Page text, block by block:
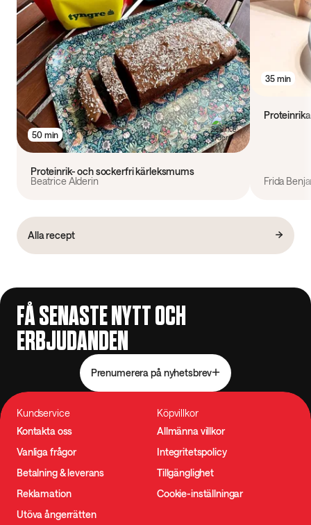
50 min
Proteinrik- och sockerfri kärleksmums
Beatrice Alderin
35 min
Frida
Alla recept
FÅ SENASTE NYTT OCH
ERBJUDANDEN
Prenumerera på nyhetsbrev
Kundservice
Kontakta oss
Vanliga frågor
Betalning & leverans
Reklamation
Utöva ångerrätten
Köpvillkor
Allmänna villkor
Integritetspolicy
Tillgänglighet
Cookie-inställningar